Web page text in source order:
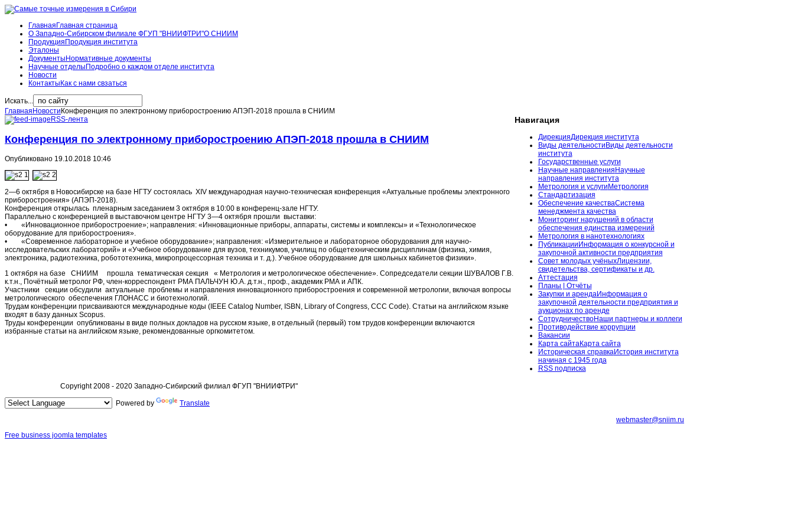
Главная Главная страница
О Западно-Сибирском филиале ФГУП "ВНИИФТРИ"О СНИИМ
Продукция Продукция института
Эталоны
Документы Нормативные документы
Научные отделы Подробно о каждом отделе института
Новости
Контакты Как с нами свзаться
Искать...
Главная Новости Конференция по электронному приборостроению АПЭП-2018 прошла в СНИИМ
RSS-лента
Конференция по электронному приборостроению АПЭП-2018 прошла в СНИИМ
Опубликовано 19.10.2018 10:46
2—6 октября в Новосибирске на базе НГТУ состоялась XIV международная научно-техническая конференция «Актуальные проблемы электронного
приборостроения» (АПЭП-2018).
Конференция открылась пленарным заседанием 3 октября в 10:00 в конференц-зале НГТУ.
Параллельно с конференцией в выставочном центре НГТУ 3—4 октября прошли выставки:
• «Инновационное приборостроение»; направления: «Инновационные приборы, аппараты, системы и комплексы» и «Технологическое
оборудование для приборостроения».
• «Современное лабораторное и учебное оборудование»; направления: «Измерительное и лабораторное оборудования для научно-
исследовательских лабораторий» и «Учебное оборудование для вузов, техникумов, училищ по общетехническим дисциплинам (физика, химия,
электроника, радиотехника, робототехника, микропроцессорная техника и т. д.). Учебное оборудование для школьных кабинетов физики».
1 октября на базе СНИИМ прошла тематическая секция « Метрология и метрологическое обеспечение». Сопредседатели секции ШУВАЛОВ Г.В.
к.т.н., Почётный метролог РФ, член-корреспондент РМА ПАЛЬЧУН Ю.А. д.т.н., проф., академик РМА и АПК.
Участники секции обсудили актуальные проблемы и направления инновационного приборостроения и современной метрологии, включая вопросы
метрологического обеспечения ГЛОНАСС и биотехнологий.
Трудам конференции присваиваются международные коды (IEEE Catalog Number, ISBN, Library of Congress, CCC Code). Статьи на английском языке
входят в базу данных Scopus.
Труды конференции опубликованы в виде полных докладов на русском языке, в отдельный (первый) том трудов конференции включаются
избранные статьи на английском языке, рекомендованные оргкомитетом.
Навигация
ДирекцияДирекция института
Виды деятельности Виды деятельности
института
Государственные услуги
Научные направления Научные
направления института
Метрология и услуги Метрология
Стандартизация
Обеспечение качестваСистема
менеджмента качества
Мониторинг нарушений в области
обеспечения единства измерений
Метрология в нанотехнологиях
Публикации Информация о конкурсной и
закупочной активности предприятия
Совет молодых учёныхЛицензии,
свидетельства, сертификаты и др.
Аттестация
Планы | Отчёты
Закупки и арендаИнформация о
закупочной деятельности предприятия и
аукционах по аренде
СотрудничествоНаши партнеры и коллеги
Противодействие коррупции
Вакансии
Карта сайтаКарта сайта
Историческая справкаИстория института
начиная с 1945 года
RSS подписка
Copyright 2008 - 2020 Западно-Сибирский филиал ФГУП "ВНИИФТРИ"
Powered by
Translate
webmaster@sniim.ru
Free business joomla templates